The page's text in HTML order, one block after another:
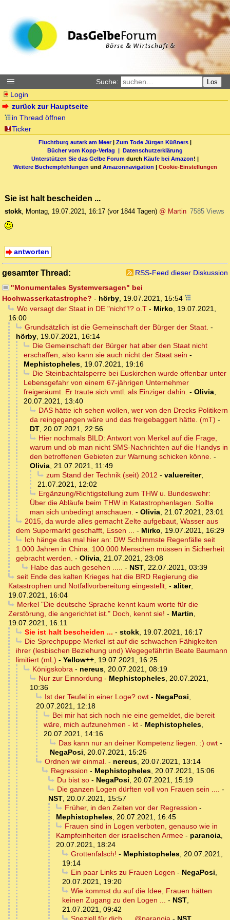
Suche: Los
Login
zurück zur Hauptseite
in Thread öffnen
Ticker
Fluchtburg autark am Meer| Zum Tode Jürgen Küßners |
Bücher vom Kopp-Verlag | Datenschutzerklärung
Unterstützen Sie das Gelbe Forum durch Käufe bei Amazon! |
Weitere Buchempfehlungen und Amazonnavigation | Cookie-Einstellungen
Sie ist halt bescheiden ...
stokk, Montag, 19.07.2021, 16:17 (vor 1844 Tagen) @ Martin 7585 Views
antworten
gesamter Thread:
RSS-Feed dieser Diskussion
"Monumentales Systemversagen" bei
Hochwasserkatastrophe? - hörby, 19.07.2021, 15:54
Wo versagt der Staat in DE "nicht"!? o.T- Mirko, 19.07.2021,
16:00
Grundsätzlich ist die Gemeinschaft der Bürger der Staat. -
hörby, 19.07.2021, 16:14
Die Gemeinschaft der Bürger hat aber den Staat nicht
erschaffen, also kann sie auch nicht der Staat sein -
Mephistopheles, 19.07.2021, 19:16
Die Steinbachtalsperre bei Euskirchen wurde offenbar unter
Lebensgefahr von einem 67-jährigen Unternehmer
freigeräumt. Er traute sich vmtl. als Einziger dahin. - Olivia,
20.07.2021, 13:40
DAS hätte ich sehen wollen, wer von den Drecks Politikern
da reingegangen wäre und das freigebaggert hätte. (mT) -
DT, 20.07.2021, 22:56
Hier nochmals BILD: Antwort von Merkel auf die Frage,
warum und ob man nicht SMS-Nachrichten auf die Handys in
den betroffenen Gebieten zur Warnung schicken könne. -
Olivia, 21.07.2021, 11:49
zum Stand der Technik (seit) 2012 - valuereiter,
21.07.2021, 12:02
Ergänzung/Richtigstellung zum THW u. Bundeswehr:
Über die Abläufe beim THW in Katastrophenlagen. Sollte
man sich unbedingt anschauen. - Olivia, 21.07.2021, 23:01
2015, da wurde alles gemacht Zelte aufgebaut, Wasser aus
dem Supermarkt geschafft, Essen ... - Mirko, 19.07.2021, 16:29
Ich hänge das mal hier an: DW Schlimmste Regenfälle seit
1.000 Jahren in China. 100.000 Menschen müssen in Sicherheit
gebracht werden. - Olivia, 21.07.2021, 23:08
Habe das auch gesehen ..... - NST, 22.07.2021, 03:39
seit Ende des kalten Krieges hat die BRD Regierung die
Katastrophen und Notfallvorbereitung eingestellt, - aliter,
19.07.2021, 16:04
Merkel "Die deutsche Sprache kennt kaum worte für die
Zerstörung, die angerichtet ist." Doch, kennt sie! - Martin,
19.07.2021, 16:11
Sie ist halt bescheiden ... - stokk, 19.07.2021, 16:17
Die Sprechpuppe Merkel ist auf die schwachen Fähigkeiten
ihrer (lesbischen Beziehung und) Wegegefährtin Beate Baumann
limitiert (mL) - Yellow++, 19.07.2021, 16:25
Königskobra- nereus, 20.07.2021, 08:19
Nur zur Einnordung - Mephistopheles, 20.07.2021,
10:36
Ist der Teufel in einer Loge? owt- NegaPosi,
20.07.2021, 12:18
Bei mir hat sich noch nie eine gemeldet, die bereit
wäre, mich aufzunehmen - kt - Mephistopheles,
20.07.2021, 14:16
Das kann nur an deiner Kompetenz liegen. :) owt-
NegaPosi, 20.07.2021, 15:25
Ordnen wir einmal. - nereus, 20.07.2021, 13:14
Regression - Mephistopheles, 20.07.2021, 15:06
Du bist so- NegaPosi, 20.07.2021, 15:19
Die ganzen Logen dürften voll von Frauen sein .... -
NST, 20.07.2021, 15:57
Früher, in den Zeiten vor der Regression -
Mephistopheles, 20.07.2021, 16:45
Frauen sind in Logen verboten, genauso wie in
Kampfeinheiten der israelischen Armee - paranoia,
20.07.2021, 18:24
Grottenfalsch! - Mephistopheles, 20.07.2021,
19:14
Ein paar Links zu Frauen Logen - NegaPosi,
20.07.2021, 19:20
Wie kommst du auf die Idee, Frauen hätten
keinen Zugang zu den Logen ... - NST,
21.07.2021, 09:42